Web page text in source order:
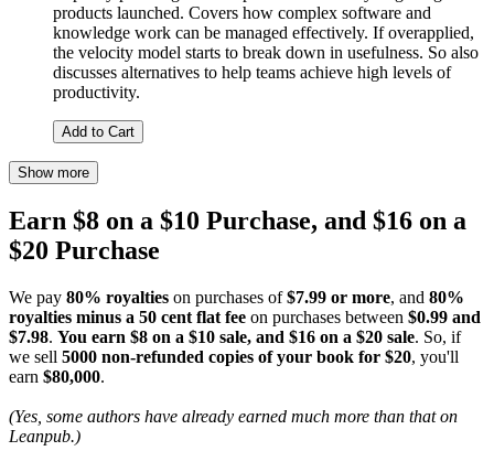
products launched. Covers how complex software and
knowledge work can be managed effectively. If overapplied,
the velocity model starts to break down in usefulness. So also
discusses alternatives to help teams achieve high levels of
productivity.
Add to Cart
Show more
Earn $8 on a $10 Purchase, and $16 on a
$20 Purchase
We pay 80% royalties on purchases of$7.99 or more, and 80%
royalties minus a 50 cent flat fee on purchases between $0.99 and
$7.98. You earn $8 on a $10 sale, and $16 on a $20 sale. So, if
we sell 5000 non-refunded copies of your book for $20, you'll
earn $80,000.
(Yes, some authors have already earned much more than that on
Leanpub.)